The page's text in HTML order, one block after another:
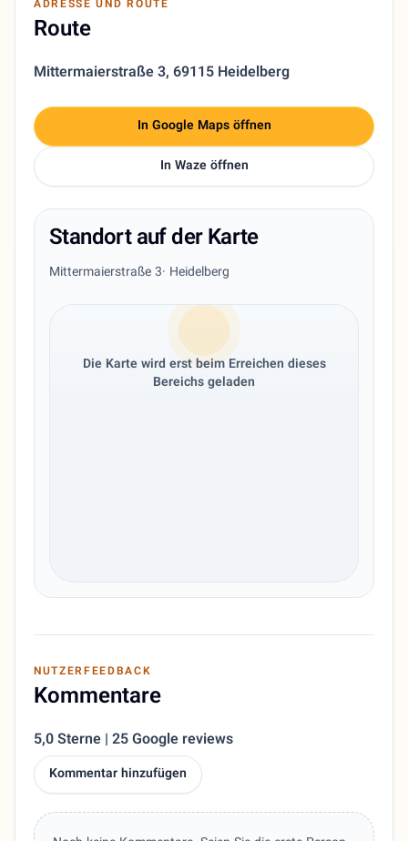
ADRESSE UND ROUTE
Route
Mittermaierstraße 3, 69115 Heidelberg
In Google Maps öffnen
In Waze öffnen
Standort auf der Karte
Mittermaierstraße 3· Heidelberg
Die Karte wird erst beim Erreichen dieses
Bereichs geladen
NUTZERFEEDBACK
Kommentare
5,0 Sterne | 25 Google reviews
Kommentar hinzufügen